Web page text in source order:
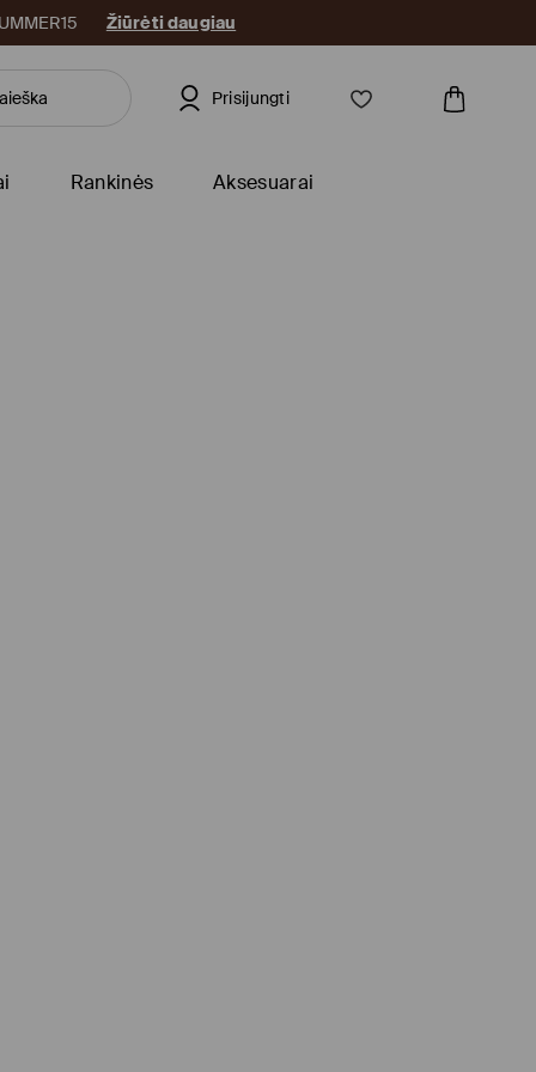
Žiūrėti daugiau
Prisijungti
Rankinės Aksesuarai